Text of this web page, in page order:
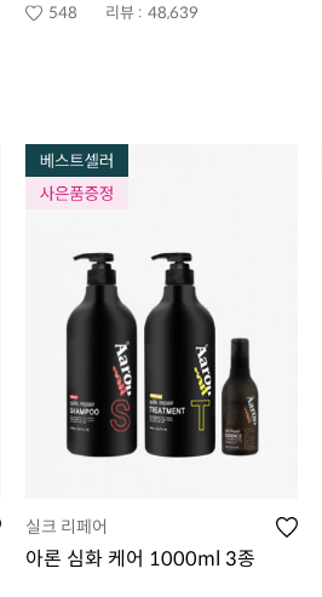
548 리뷰 : 48,639
실크 리페어
아론 심화 케어 1000ml 3종